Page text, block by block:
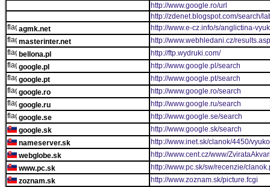
http://www.google.ro/url
http://zdenet.blogspot.com/search/
agmk.net
http://www.e-cz.info/s/anglictina-
masterinter.net
http://www.webhledani.cz/
bellona.pl
http://ftp.wydruki.com/
google.pl
http://www.google.pl/search
google.pt
http://www.google.pt/search
google.ro
http://www.google.ro/search
google.ru
http://www.google.ru/search
google.se
http://www.google.se/search
google.sk
http://www.google.sk/search
nameserver.sk
http://www.inet.sk/clanok/4450/
webglobe.sk
http://www.cent.cz/www/
www.pc.sk
http://www.pc.sk/sw/recenzie/
zoznam.sk
http://www.zoznam.sk/picture.fcgi